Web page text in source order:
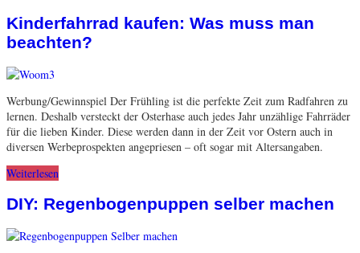
Kinderfahrrad kaufen: Was muss man
beachten?
Werbung/Gewinnspiel Der Frühling ist die perfekte Zeit zum Radfahren zu
lernen. Deshalb versteckt der Osterhase auch jedes Jahr unzählige Fahrräder
für die lieben Kinder. Diese werden dann in der Zeit vor Ostern auch in
diversen Werbeprospekten angepriesen – oft sogar mit Altersangaben.
Weiterlesen
DIY: Regenbogenpuppen selber machen